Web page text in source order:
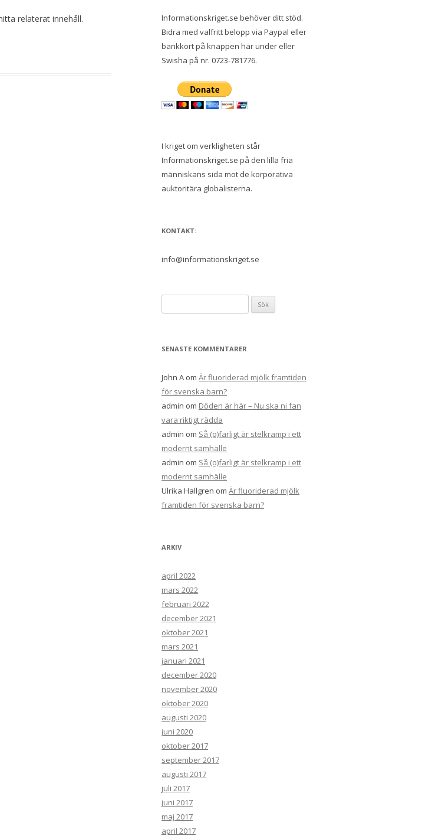
relaterat innehåll.
Informationskriget.se behöver ditt stöd.
Bidra med valfritt belopp via Paypal eller
bankkort på knappen här under eller
Swisha på nr. 0723-781776.
I kriget om verkligheten står
Informationskriget.se på den lilla fria
människans sida mot de korporativa
auktoritära globalisterna.
KONTAKT:
info@informationskriget.se
efter:
SENASTE KOMMENTARER
John A om Är fluoriderad mjölk framtiden
för svenska barn?
admin om Döden är här – Nu ska ni fan
vara riktigt rädda
admin om Så (o)farligt är stelkramp i ett
modernt samhälle
admin om Så (o)farligt är stelkramp i ett
modernt samhälle
Ulrika Hallgren om Är fluoriderad mjölk
framtiden för svenska barn?
ARKIV
april 2022
mars 2022
februari 2022
december 2021
oktober 2021
mars 2021
januari 2021
december 2020
november 2020
oktober 2020
augusti 2020
juni 2020
oktober 2017
september 2017
augusti 2017
juli 2017
juni 2017
maj 2017
april 2017